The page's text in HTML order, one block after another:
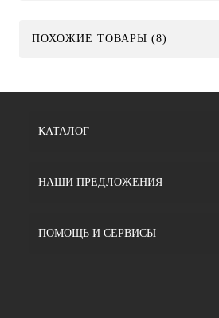
ПОХОЖИЕ ТОВАРЫ (8)
КАТАЛОГ
НАШИ ПРЕДЛОЖЕНИЯ
ПОМОЩЬ И СЕРВИСЫ